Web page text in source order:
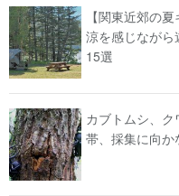
【関東近郊の
涼を感じながら
15選
カブトムシ、
帯、採集に向か